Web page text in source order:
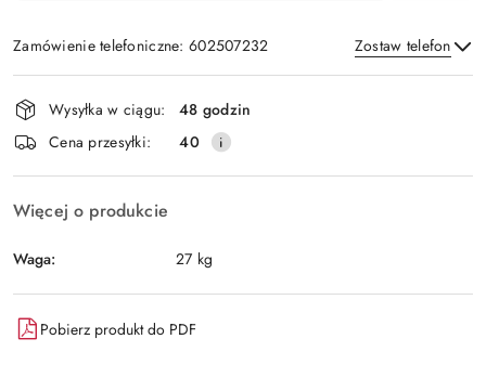
Zamówienie telefoniczne: 602507232 Zostaw telefon
Wyślij
Dostępność
i
dostawa
Wysyłka w ciągu:
48 godzin
Cena przesyłki:
40
Więcej o produkcie
Waga: 27 kg
Pobierz produkt do PDF